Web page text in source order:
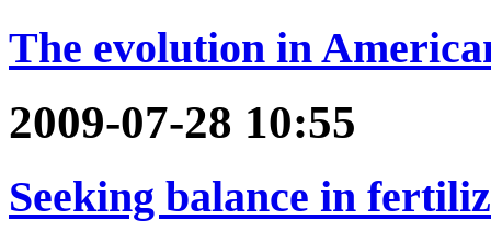
The evolution in
2009-07-28 10:55
Seeking balance in